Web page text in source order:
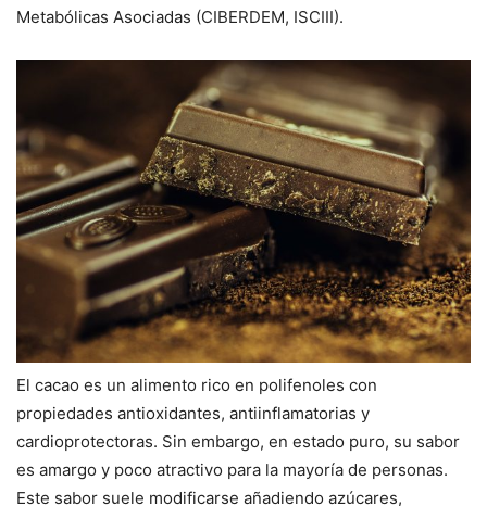
Metabólicas Asociadas (CIBERDEM, ISCIII).
El cacao es un alimento rico en polifenoles con
propiedades antioxidantes, antiinflamatorias y
cardioprotectoras. Sin embargo, en estado puro, su sabor
es amargo y poco atractivo para la mayoría de personas.
Este sabor suele modificarse añadiendo azúcares,